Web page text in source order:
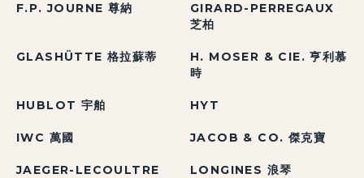
F.P. JOURNE 尊納
GIRARD-PERREGAUX
芝柏
GLASHÜTTE 格拉蘇蒂
H. MOSER & CIE. 亨利慕
時
HUBLOT 宇舶 HYT
IWC 萬國 JACOB & CO. 傑克寶
JAEGER-LECOULTRE
LONGINES 浪琴